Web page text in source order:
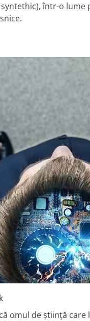
într-o lume
omul de știință